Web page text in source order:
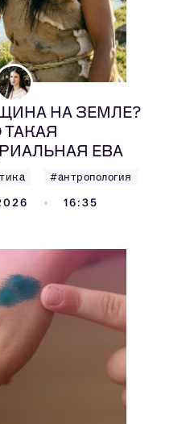
НА ЗЕМЛЕ?
ТАКАЯ
ЕВА
#антропология
16:35